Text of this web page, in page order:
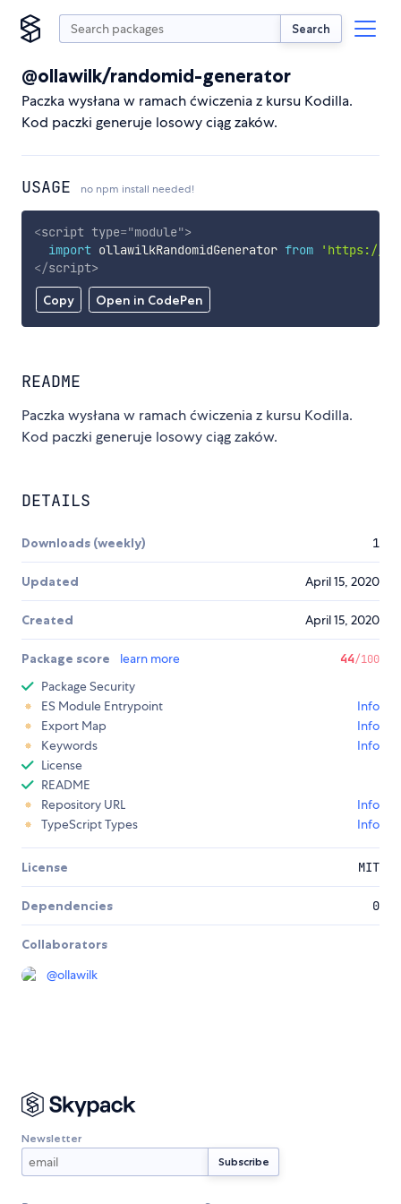
Search
@ollawilk/randomid-generator
Paczka wysłana w ramach ćwiczenia z kursu Kodilla.
Kod paczki generuje losowy ciąg zaków.
USAGE no npm install needed!
Copy Open in CodePen
<script type="module">
import ollawilkRandomidGenerator from
'https://
</script>
README
Paczka wysłana w ramach ćwiczenia z kursu Kodilla.
Kod paczki generuje losowy ciąg zaków.
DETAILS
Downloads (weekly) 1
Updated April 15, 2020
Created April 15, 2020
Package score learn more 44/100
Package Security
ES Module Entrypoint
Info
Export Map
Info
Keywords
Info
License
README
Repository URL
Info
TypeScript Types
Info
License MIT
Dependencies 0
Collaborators
@ollawilk
Newsletter